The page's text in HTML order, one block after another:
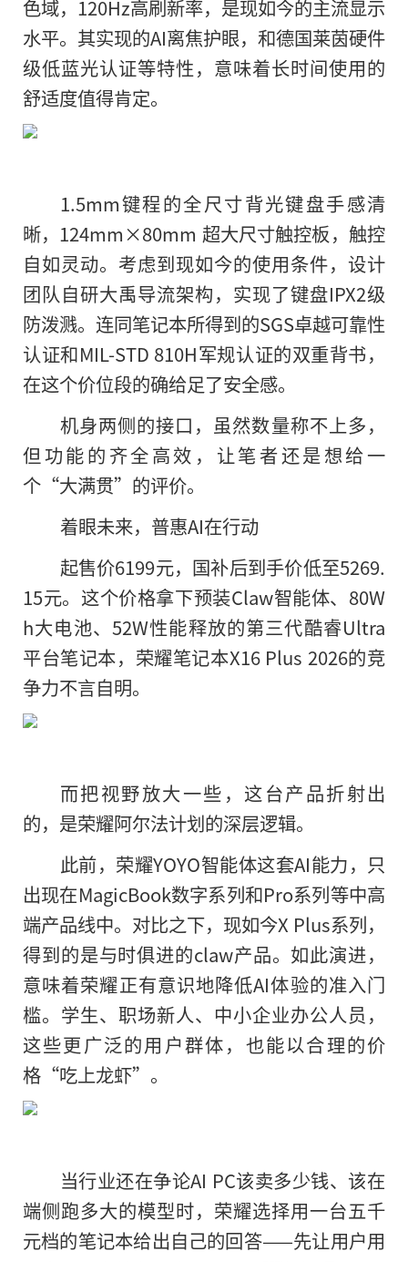
色域，120Hz高刷新率，是现如今的主流显示
水平。其实现的AI离焦护眼，和德国莱茵硬件
级低蓝光认证等特性，意味着长时间使用的
舒适度值得肯定。
1.5mm键程的全尺寸背光键盘手感清
晰，124mm×80mm 超大尺寸触控板，触控
自如灵动。考虑到现如今的使用条件，设计
团队自研大禹导流架构，实现了键盘IPX2级
防泼溅。连同笔记本所得到的SGS卓越可靠性
认证和MIL-STD 810H军规认证的双重背书，
在这个价位段的确给足了安全感。
机身两侧的接口，虽然数量称不上多，
但功能的齐全高效，让笔者还是想给一
个“大满贯”的评价。
着眼未来，普惠AI在行动
起售价6199元，国补后到手价低至5269.
15元。这个价格拿下预装Claw智能体、80W
h大电池、52W性能释放的第三代酷睿Ultra
平台笔记本，荣耀笔记本X16 Plus 2026的竞
争力不言自明。
而把视野放大一些，这台产品折射出
的，是荣耀阿尔法计划的深层逻辑。
此前，荣耀YOYO智能体这套AI能力，只
出现在MagicBook数字系列和Pro系列等中高
端产品线中。对比之下，现如今X Plus系列，
得到的是与时俱进的claw产品。如此演进，
意味着荣耀正有意识地降低AI体验的准入门
槛。学生、职场新人、中小企业办公人员，
这些更广泛的用户群体，也能以合理的价
格“吃上龙虾”。
当行业还在争论AI PC该卖多少钱、该在
端侧跑多大的模型时，荣耀选择用一台五千
元档的笔记本给出自己的回答——先让用户用